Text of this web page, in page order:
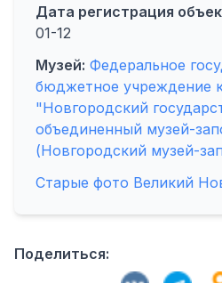
Дата регистрация
01-12
Музей: Федеральное
бюджетное учреждение
"Новгородский
объединенный музей-
(Новгородский музей-
Старые фото Великий
Поделиться: